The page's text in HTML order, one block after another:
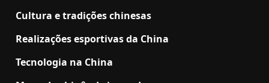
Cultura e tradições chinesas
Realizações esportivas da China
Tecnologia na China